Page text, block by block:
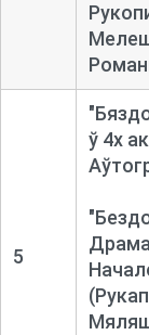
5
ў 4х
Драма